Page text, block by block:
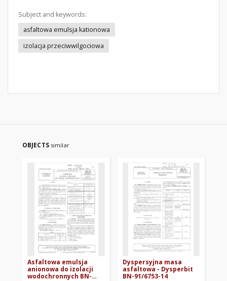
Subject and keywords:
asfaltowa emulsja kationowa
izolacja przeciwwilgociowa
OBJECTS similar
Asfaltowa emulsja
anionowa do izolacji
wodochronnych BN-
Dyspersyjna masa
asfaltowa - Dysperbit
BN-91/6753-14